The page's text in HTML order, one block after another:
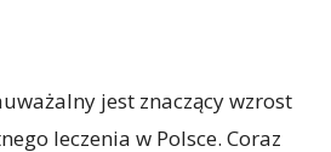
jest znaczący wzrost
leczenia w Polsce. Coraz